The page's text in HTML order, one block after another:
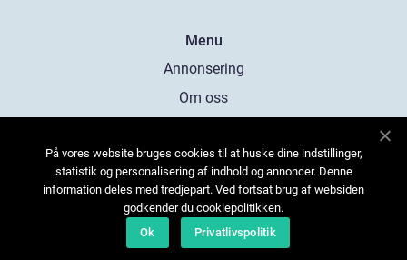
Menu
Annonsering
Om oss
Kontakta oss
Sitemap
På vores website bruges cookies til at huske dine indstillinger,
statistik og personalisering af indhold og annoncer. Denne
information deles med tredjepart. Ved fortsat brug af websiden
godkender du cookiepolitikken.
Ok
Privatlivspolitik